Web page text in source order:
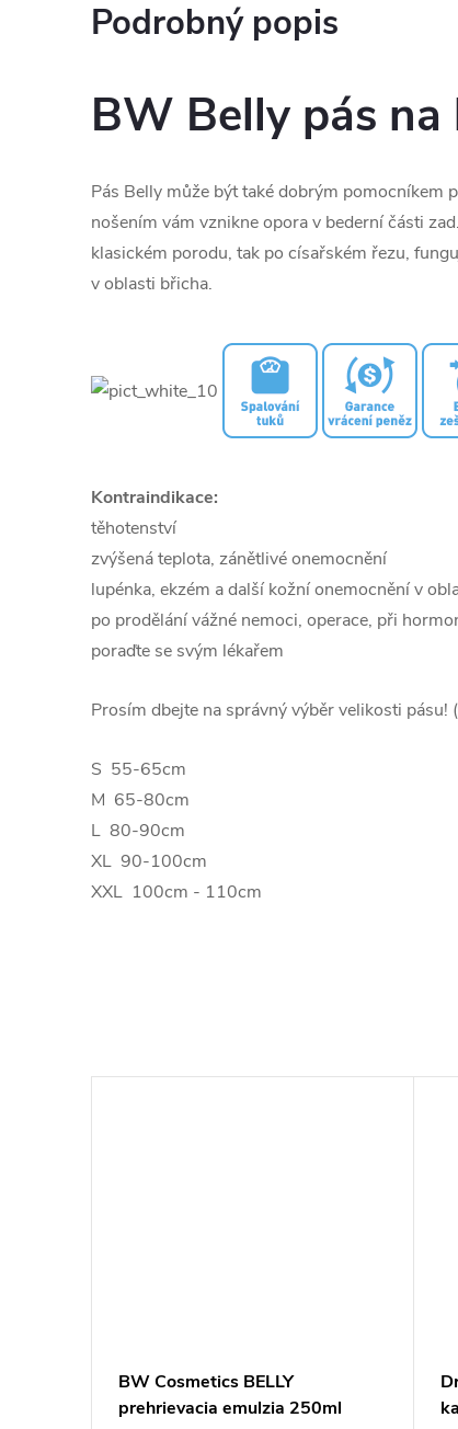
Podrobný popis
BW Belly pás
Pás Belly může být také dobrým pomocníkem
nošením vám vznikne opora v bederní části
klasickém porodu, tak po císařském řezu,
v oblasti břicha.
Kontraindikace:
těhotenství
zvýšená teplota, zánětlivé onemocnění
lupénka, ekzém a další kožní onemocnění v
po prodělání vážné nemoci, operace, při
poraďte se svým lékařem
Prosím dbejte na správný výběr velikosti pásu! (
S 55-65cm
M 65-80cm
L 80-90cm
XL 90-100cm
XXL 100cm - 110cm
BW Cosmetics BELLY
prehrievacia emulzia 250ml